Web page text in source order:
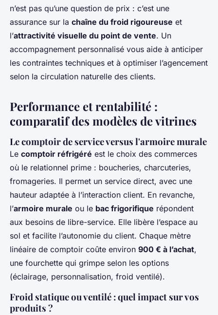
n’est pas qu’une question de prix : c’est une
assurance sur la chaîne du froid rigoureuse et
l’attractivité visuelle du point de vente. Un
accompagnement personnalisé vous aide à anticiper
les contraintes techniques et à optimiser l’agencement
selon la circulation naturelle des clients.
Performance et rentabilité :
comparatif des modèles de vitrines
Le comptoir de service versus l'armoire murale
Le comptoir réfrigéré est le choix des commerces
où le relationnel prime : boucheries, charcuteries,
fromageries. Il permet un service direct, avec une
hauteur adaptée à l’interaction client. En revanche,
l’armoire murale ou le bac frigorifique répondent
aux besoins de libre-service. Elle libère l’espace au
sol et facilite l’autonomie du client. Chaque mètre
linéaire de comptoir coûte environ 900 € à l’achat,
une fourchette qui grimpe selon les options
(éclairage, personnalisation, froid ventilé).
Froid statique ou ventilé : quel impact sur vos
produits ?